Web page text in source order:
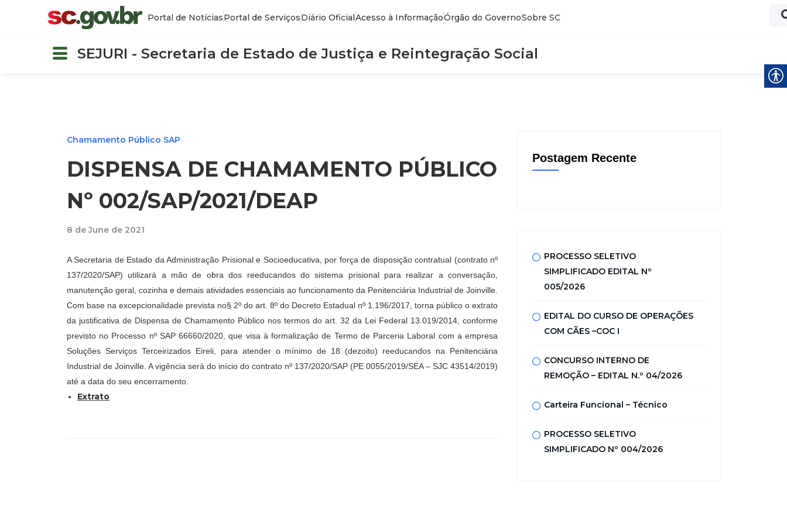
Portal de NotíciasPortal de ServiçosDiário OficialAcesso à InformaçãoÓrgão do GovernoSobre SC
SEJURI - Secretaria de Estado de Justiça e Reintegração Social
Chamamento Público SAP
DISPENSA DE CHAMAMENTO PÚBLICO
Nº 002/SAP/2021/DEAP
8 de June de 2021
A Secretaria de Estado da Administração Prisional e Socioeducativa, por força de disposição contratual (contrato nº
137/2020/SAP) utilizará a mão de obra dos reeducandos do sistema prisional para realizar a conversação,
manutenção geral, cozinha e demais atividades essenciais ao funcionamento da Penitenciária Industrial de Joinville.
Com base na excepcionalidade prevista no§ 2º do art. 8º do Decreto Estadual nº 1.196/2017, torna público o extrato
da justificativa de Dispensa de Chamamento Público nos termos do art. 32 da Lei Federal 13.019/2014, conforme
previsto no Processo nº SAP 66660/2020, que visa à formalização de Termo de Parceria Laboral com a empresa
Soluções Serviços Terceirizados Eireli, para atender o mínimo de 18 (dezoito) reeducandos na Penitenciária
Industrial de Joinville. A vigência será do início do contrato nº 137/2020/SAP (PE 0055/2019/SEA – SJC 43514/2019)
até a data do seu encerramento.
Extrato
Postagem Recente
PROCESSO SELETIVO
SIMPLIFICADO EDITAL Nº
005/2026
EDITAL DO CURSO DE OPERAÇÕES
COM CÃES –COC I
CONCURSO INTERNO DE
REMOÇÃO – EDITAL N.º 04/2026
Carteira Funcional – Técnico
PROCESSO SELETIVO
SIMPLIFICADO Nº 004/2026